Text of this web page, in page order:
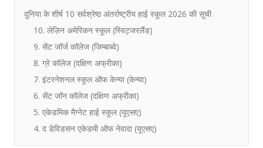
दुनिया के शीर्ष 10 सर्वश्रेष्ठ अंतर्राष्ट्रीय हाई स्कूल 2026 की सूची
10. लेज़िन अमेरिकन स्कूल (स्विट्जरलैंड)
9. सेंट जॉर्ज कॉलेज (जिम्बाब्वे)
8. ग्रे कॉलेज (दक्षिण अफ्रीका)
7. इंटरनेशनल स्कूल ऑफ केन्या (केन्या)
6. सेंट जॉन कॉलेज (दक्षिण अफ्रीका)
5. एकेडमिक मैग्नेट हाई स्कूल (यूएसए)
4. द डेविडसन एकेडमी ऑफ नेवादा (यूएसए)